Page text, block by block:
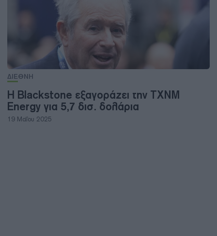
ΔΙΕΘΝΗ
Η Blackstone εξαγοράζει την TXNM
Energy για 5,7 δισ. δολάρια
19 Μαΐου 2025